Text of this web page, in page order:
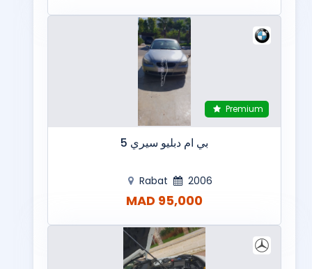
Premium
بي ام دبليو سيري 5
Rabat 2006
95,000 MAD